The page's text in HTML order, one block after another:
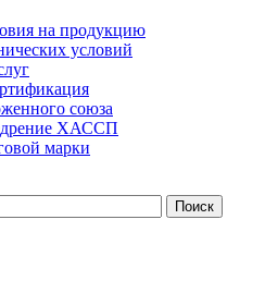
на продукцию
условий
союза
ХАССП
марки